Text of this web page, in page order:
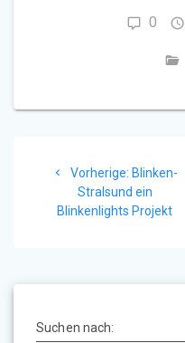
0
Vorherige: Vorheriger
Beitrag:
Blinken-
Stralsund ein
Blinkenlights Projekt
Suchen nach: